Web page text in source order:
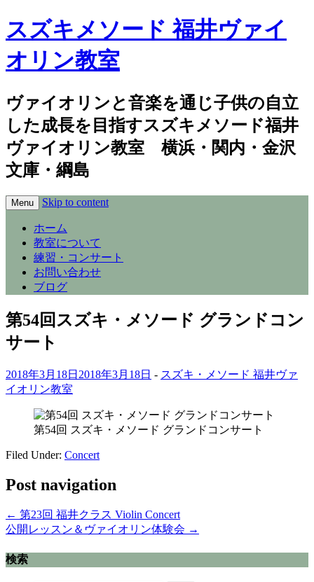
スズキメソード 福井ヴァイ
オリン教室
ヴァイオリンと音楽を通じ子供の自立
した成長を目指すスズキメソード福井
ヴァイオリン教室 横浜・関内・金沢
文庫・綱島
Menu Skip to content
ホーム
教室について
練習・コンサート
お問い合わせ
ブログ
第54回スズキ・メソード グランドコン
サート
2018年3月18日 2018年3月18日 - スズキ・メソード 福井ヴァ
イオリン教室
第54回 スズキ・メソード グランドコンサート
Filed Under: Concert
Post navigation
← 第23回 福井クラス Violin Concert
公開レッスン＆ヴァイオリン体験会 →
検索